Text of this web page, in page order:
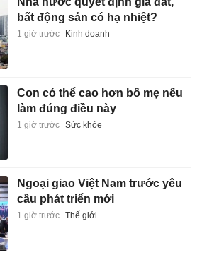
bất động sản có hạ nhiệt?
1 giờ trước Kinh doanh
Con có thể cao hơn bố mẹ nếu
làm đúng điều này
1 giờ trước Sức khỏe
Ngoại giao Việt Nam trước yêu
cầu phát triển mới
1 giờ trước Thế giới